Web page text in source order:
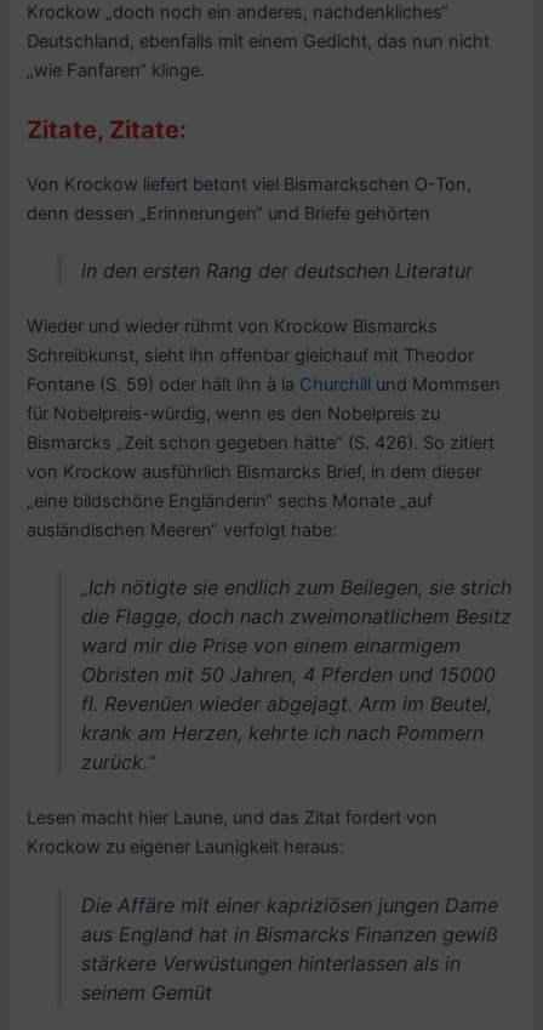
Krockow „doch noch ein anderes, nachdenkliches“
Deutschland, ebenfalls mit einem Gedicht, das nun nicht
„wie Fanfaren“ klinge.
Zitate, Zitate:
Von Krockow liefert betont viel Bismarckschen O-Ton,
denn dessen „Erinnerungen“ und Briefe gehörten
in den ersten Rang der deutschen Literatur
Wieder und wieder rühmt von Krockow Bismarcks
Schreibkunst, sieht ihn offenbar gleichauf mit Theodor
Fontane (S. 59) oder hält ihn à la Churchill und Mommsen
für Nobelpreis-würdig, wenn es den Nobelpreis zu
Bismarcks „Zeit schon gegeben hätte“ (S. 426). So zitiert
von Krockow ausführlich Bismarcks Brief, in dem dieser
„eine bildschöne Engländerin“ sechs Monate „auf
ausländischen Meeren“ verfolgt habe:
„Ich nötigte sie endlich zum Beilegen, sie strich
die Flagge, doch nach zweimonatlichem Besitz
ward mir die Prise von einem einarmigem
Obristen mit 50 Jahren, 4 Pferden und 15000
fl. Revenüen wieder abgejagt. Arm im Beutel,
krank am Herzen, kehrte ich nach Pommern
zurück.“
Lesen macht hier Laune, und das Zitat fordert von
Krockow zu eigener Launigkeit heraus:
Die Affäre mit einer kapriziösen jungen Dame
aus England hat in Bismarcks Finanzen gewiß
stärkere Verwüstungen hinterlassen als in
seinem Gemüt